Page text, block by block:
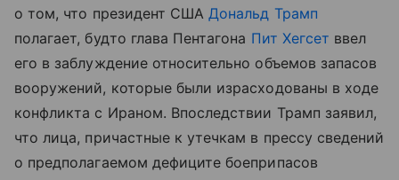
о том, что президент СШАДональд Трамп
полагает, будто глава Пентагона Пит Хегсет ввел
его в заблуждение относительно объемов запасов
вооружений, которые были израсходованы в ходе
конфликта с Ираном. Впоследствии Трамп заявил,
что лица, причастные к утечкам в прессу сведений
о предполагаемом дефиците боеприпасов